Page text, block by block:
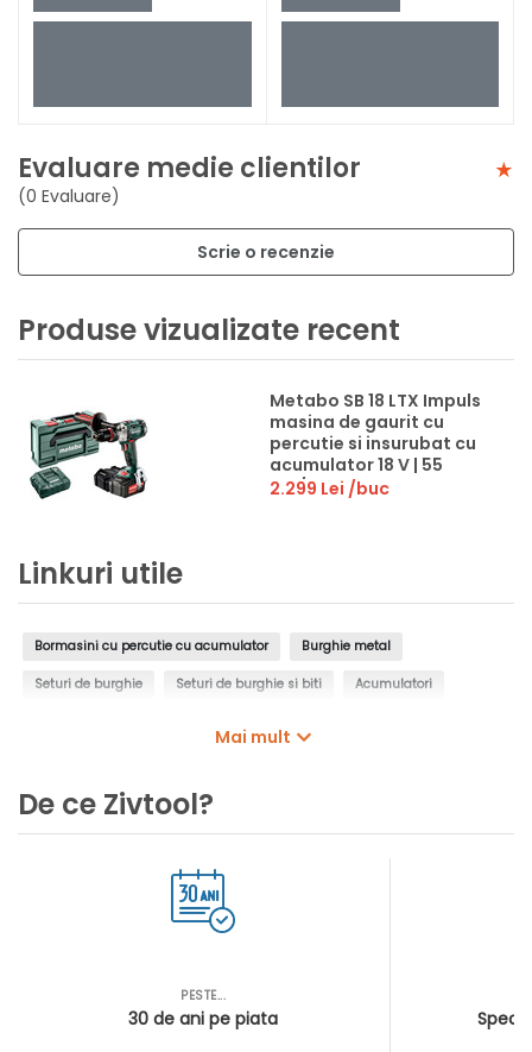
Evaluare medie clientilor
(0 Evaluare)
Scrie o recenzie
Produse vizualizate recent
Metabo SB 18 LTX Impuls
masina de gaurit cu
percutie si insurubat cu
acumulator 18 V | 55
Nm/110 Nm | 1,5 - 13 mm |
2.299 Lei /buc
Linkuri utile
Bormasini cu percutie cu acumulator Burghie metal
Seturi de burghie Seturi de burghie si biti Acumulatori
Mai mult
De ce Zivtool?
PESTE...
30 de ani pe piata